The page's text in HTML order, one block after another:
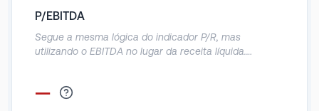
P/EBITDA
Segue a mesma lógica do indicador P/R, mas
utilizando o EBITDA no lugar da receita líquida.
—